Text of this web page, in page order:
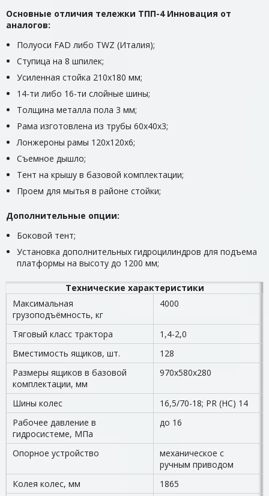
Основные отличия тележки ТПП-4 Инновация от
аналогов:
Полуоси FAD либо TWZ (Италия);
Ступица на 8 шпилек;
Усиленная стойка 210х180 мм;
14-ти либо 16-ти слойные шины;
Толщина металла пола 3 мм;
Рама изготовлена из трубы 60х40х3;
Лонжероны рамы 120х120х6;
Съемное дышло;
Тент на крышу в базовой комплектации;
Проем для мытья в районе стойки;
Дополнительные опции:
Боковой тент;
Установка дополнительных гидроцилиндров для подъема
платформы на высоту до 1200 мм;
Технические характеристики
Максимальная
грузоподъёмность, кг
4000
Тяговый класс трактора
1,4-2,0
Вместимость ящиков, шт.
128
Размеры ящиков в базовой
комплектации, мм
970х580х280
Шины колес
16,5/70-18; PR (НС) 14
Рабочее давление в
гидросистеме, МПа
до 16
Опорное устройство
механическое с
ручным приводом
Колея колес, мм
1865